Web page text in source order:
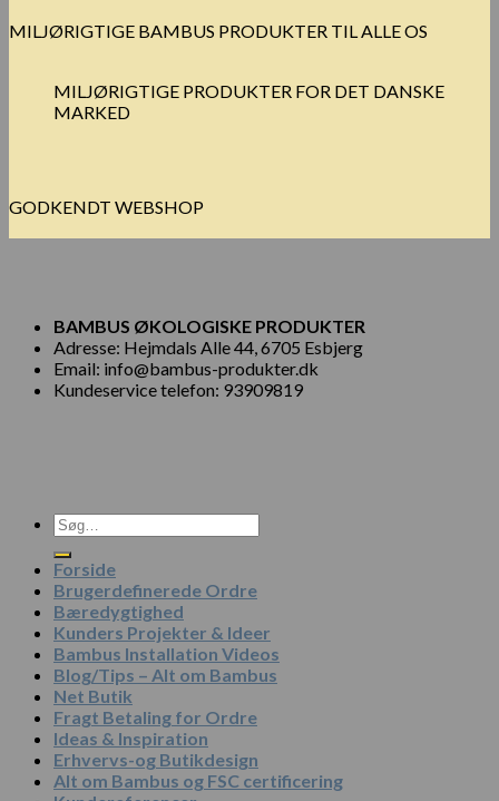
MILJØRIGTIGE BAMBUS PRODUKTER TIL ALLE OS
MILJØRIGTIGE PRODUKTER FOR DET DANSKE
MARKED
GODKENDT WEBSHOP
BAMBUS ØKOLOGISKE PRODUKTER
Adresse: Hejmdals Alle 44, 6705 Esbjerg
Email: info@bambus-produkter.dk
Kundeservice telefon: 93909819
Søg
efter:
Forside
Brugerdefinerede Ordre
Bæredygtighed
Kunders Projekter & Ideer
Bambus Installation Videos
Blog/Tips – Alt om Bambus
Net Butik
Fragt Betaling for Ordre
Ideas & Inspiration
Erhvervs-og Butikdesign
Alt om Bambus og FSC certificering